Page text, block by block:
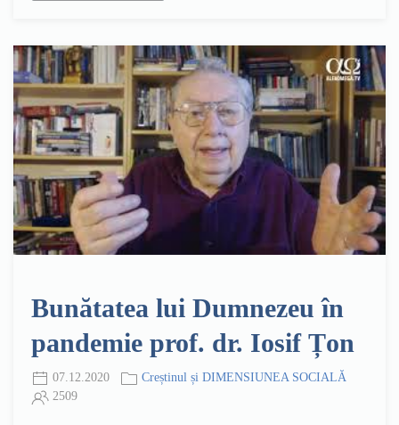
Bunătatea lui Dumnezeu în
pandemie prof. dr. Iosif Țon
07.12.2020
Creștinul și DIMENSIUNEA SOCIALĂ
2509